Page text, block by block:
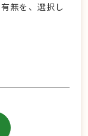
無を、選択し